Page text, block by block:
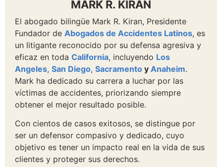
MARK R. KIRAN
El abogado bilingüe Mark R. Kiran, Presidente
Fundador de Abogados de Accidentes Latinos, es
un litigante reconocido por su defensa agresiva y
eficaz en toda California, incluyendo Los
Angeles, San Diego, Sacramento y Anaheim.
Mark ha dedicado su carrera a luchar por las
víctimas de accidentes, priorizando siempre
obtener el mejor resultado posible.
Con cientos de casos exitosos, se distingue por
ser un defensor compasivo y dedicado, cuyo
objetivo es tener un impacto real en la vida de sus
clientes y proteger sus derechos.